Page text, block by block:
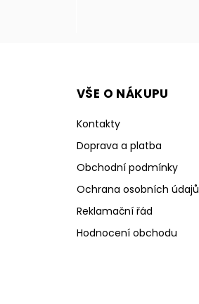
VŠE O NÁKUPU
Kontakty
Doprava a platba
Obchodní podmínky
Ochrana osobních údajů
Reklamační řád
Hodnocení obchodu